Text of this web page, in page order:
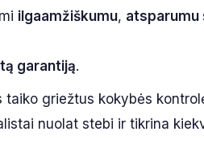
ilgaamžiškumu, atsparumu
garantiją.
taiko griežtus kokybės
nuolat stebi ir tikrina